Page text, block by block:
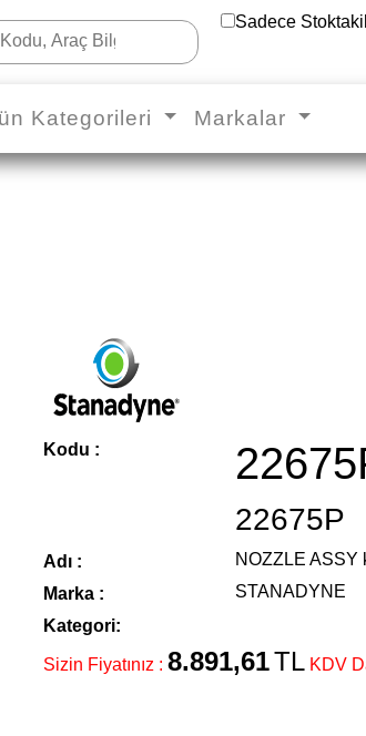
Sadece
Kategorileri Markalar
Kodu :
22675P
Adı :
NOZZLE ASSY
Marka :
STANADYNE
Kategori:
Sizin Fiyatınız : 8.891,61TL KDV